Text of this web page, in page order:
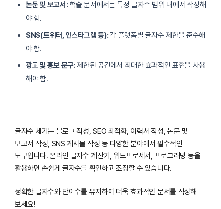
논문 및 보고서: 학술 문서에서는 특정 글자수 범위 내에서 작성해
야 함.
SNS(트위터, 인스타그램 등): 각 플랫폼별 글자수 제한을 준수해
야 함.
광고 및 홍보 문구: 제한된 공간에서 최대한 효과적인 표현을 사용
해야 함.
글자수 세기는 블로그 작성, SEO 최적화, 이력서 작성, 논문 및
보고서 작성, SNS 게시물 작성 등 다양한 분야에서 필수적인
도구입니다. 온라인 글자수 계산기, 워드프로세서, 프로그래밍 등을
활용하면 손쉽게 글자수를 확인하고 조정할 수 있습니다.
정확한 글자수와 단어수를 유지하여 더욱 효과적인 문서를 작성해
보세요!